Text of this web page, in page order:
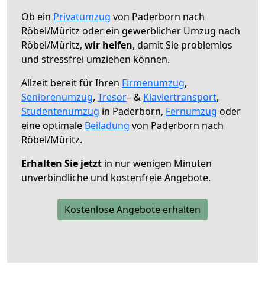
Ob ein Privatumzug von Paderborn nach
Röbel/Müritz oder ein gewerblicher Umzug nach
Röbel/Müritz, wir helfen, damit Sie problemlos
und stressfrei umziehen können.
Allzeit bereit für Ihren Firmenumzug,
Seniorenumzug, Tresor– & Klaviertransport,
Studentenumzug in Paderborn, Fernumzug oder
eine optimale Beiladung von Paderborn nach
Röbel/Müritz.
Erhalten Sie jetzt in nur wenigen Minuten
unverbindliche und kostenfreie Angebote.
Kostenlose Angebote erhalten